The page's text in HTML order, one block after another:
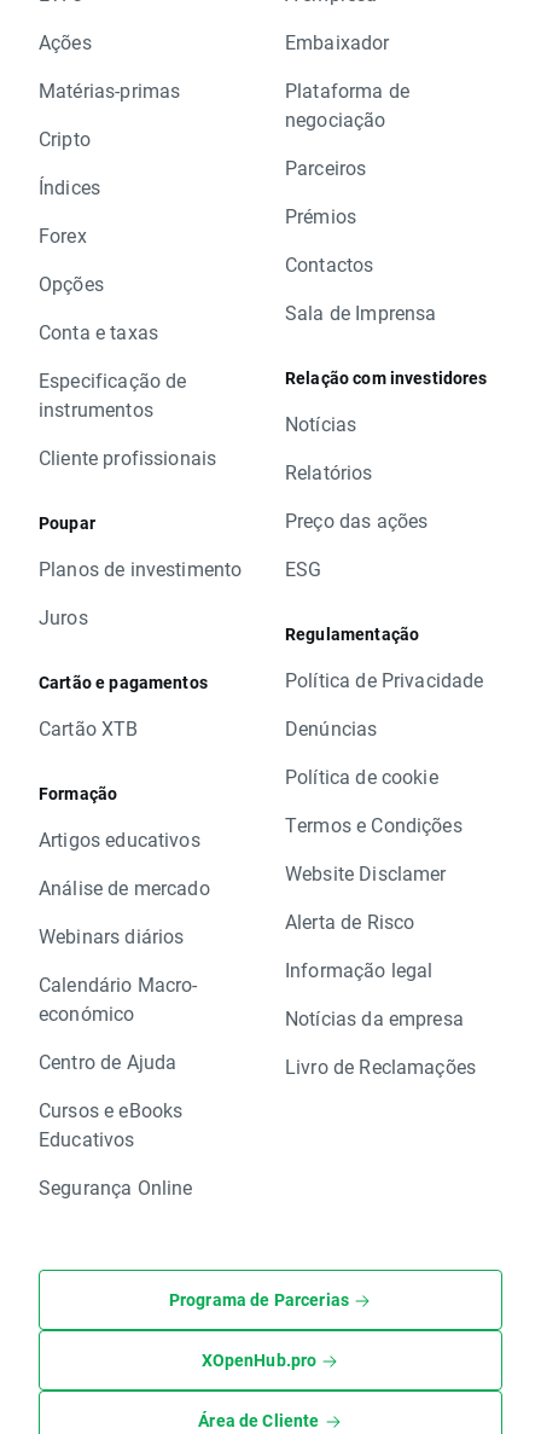
Ações
Matérias-primas
Cripto
Índices
Forex
Opções
Conta e taxas
Especificação de
instrumentos
Cliente profissionais
Poupar
Planos de investimento
Juros
Cartão e pagamentos
Cartão XTB
Formação
Artigos educativos
Análise de mercado
Webinars diários
Calendário Macro-
económico
Centro de Ajuda
Cursos e eBooks
Educativos
Segurança Online
Embaixador
Plataforma de
negociação
Parceiros
Prémios
Contactos
Sala de Imprensa
Relação com investidores
Notícias
Relatórios
Preço das ações
ESG
Regulamentação
Política de Privacidade
Denúncias
Política de cookie
Termos e Condições
Website Disclamer
Alerta de Risco
Informação legal
Notícias da empresa
Livro de Reclamações
Programa de Parcerias
XOpenHub.pro
Área de Cliente